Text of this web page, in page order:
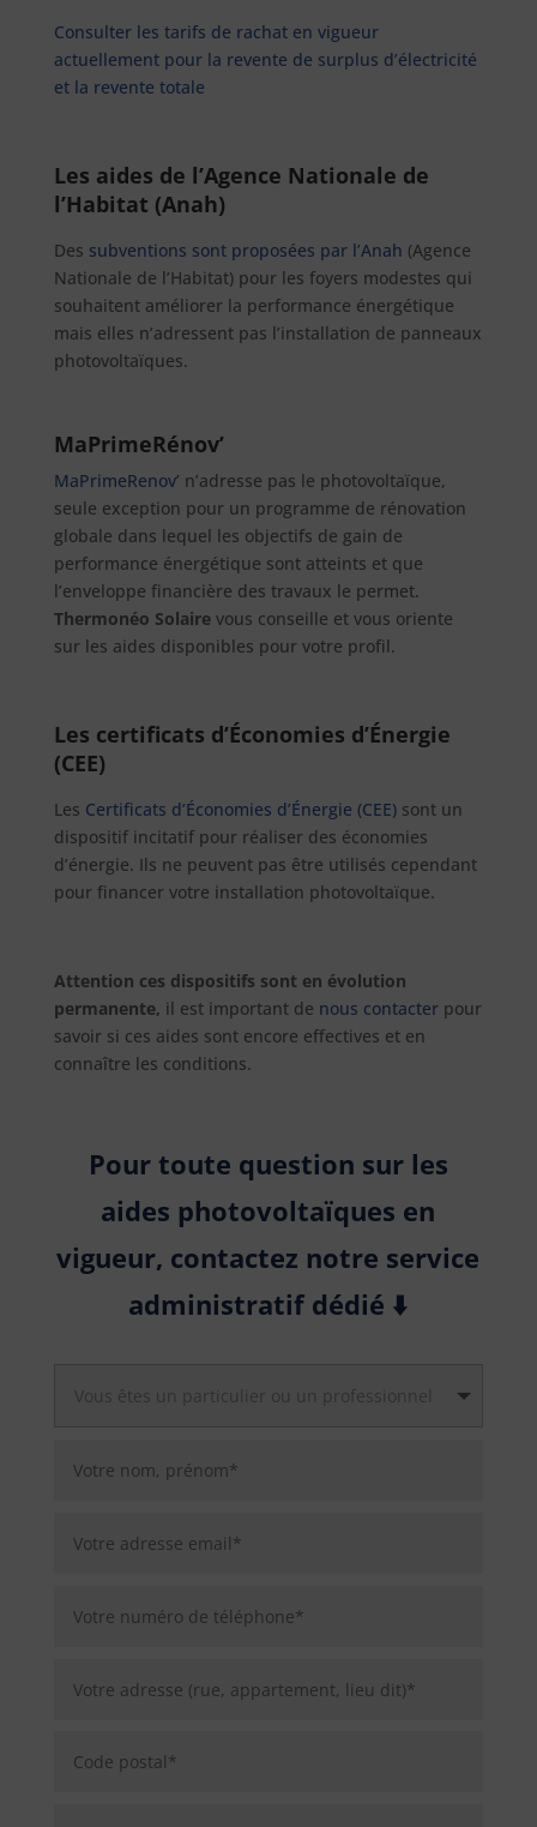
Consulter les tarifs de rachat en vigueur
actuellement pour la revente de surplus d’électricité
et la revente totale
Les aides de l’Agence Nationale de
l’Habitat (Anah)
Des subventions sont proposées par l’Anah (Agence
Nationale de l’Habitat) pour les foyers modestes qui
souhaitent améliorer la performance énergétique
mais elles n’adressent pas l’installation de panneaux
photovoltaïques.
MaPrimeRénov’
MaPrimeRenov’ n’adresse pas le photovoltaïque,
seule exception pour un programme de rénovation
globale dans lequel les objectifs de gain de
performance énergétique sont atteints et que
l’enveloppe financière des travaux le permet.
Thermonéo Solairevous conseille et vous oriente
sur les aides disponibles pour votre profil.
Les certificats d’Économies d’Énergie
(CEE)
Les Certificats d’Économies d’Énergie (CEE)sont un
dispositif incitatif pour réaliser des économies
d’énergie. Ils ne peuvent pas être utilisés cependant
pour financer votre installation photovoltaïque.
Attention ces dispositifs sont en évolution
permanente, il est important de nous contacterpour
savoir si ces aides sont encore effectives et en
connaître les conditions.
Pour toute question sur les
aides photovoltaïques en
vigueur, contactez notre service
administratif dédié ⬇️